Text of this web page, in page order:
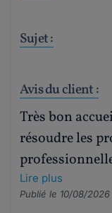
Sujet :
Avis du client :
Très bon
résoudre les
Lire plus
Publié le 10/08/